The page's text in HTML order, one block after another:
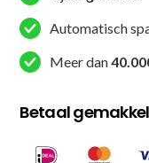
Wit
Automatisch
Meer dan
Betaal